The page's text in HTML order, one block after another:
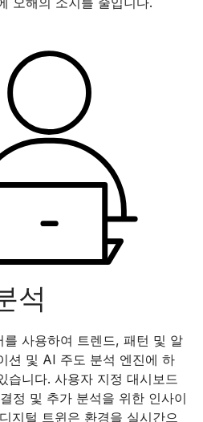
석
를 사용하여 트렌드, 패턴 및 알
션 및 AI 주도 분석 엔진에 하
습니다. 사용자 지정 대시보드
정 및 추가 분석을 위한 인사이
지털 트윈은 환경을 실시간으